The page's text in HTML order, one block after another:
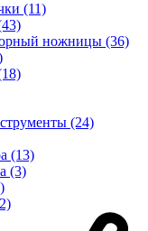
(11)
ножницы (36)
(24)
(13)
(3)